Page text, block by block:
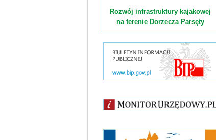
Rozwój infrastruktury kajakowej
na terenie Dorzecza Parsęty